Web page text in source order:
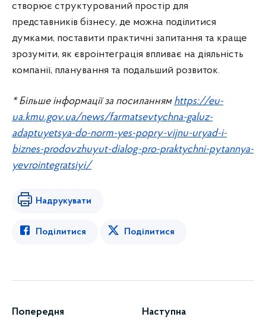
створює структурований простір для
представників бізнесу, де можна поділитися
думками, поставити практичні запитання та краще
зрозуміти, як євроінтеграція впливає на діяльність
компанії, планування та подальший розвиток.
* Більше інформації за посиланням https://eu-
ua.kmu.gov.ua/news/farmatsevtychna-galuz-
adaptuyetsya-do-norm-yes-popry-vijnu-uryad-i-
biznes-prodovzhuyut-dialog-pro-praktychni-pytannya-
yevrointegratsiyi/
Надрукувати
Поділитися Поділитися
Попередня Наступна